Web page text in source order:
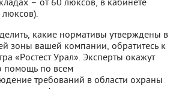
какие нормативы утверждены в
зоны вашей компании, обратитесь к
«Ростест Урал». Эксперты окажут
помощь по всем
требований в области охраны